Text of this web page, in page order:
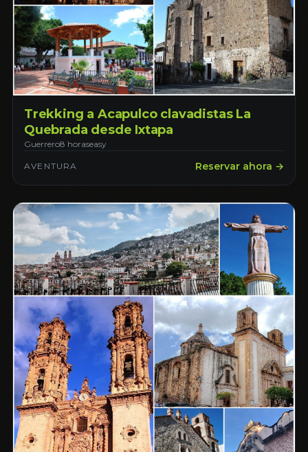
Trekking a Acapulco clavadistas La
Quebrada desde Ixtapa
Guerrero8 horaseasy
AVENTURA Reservar ahora →